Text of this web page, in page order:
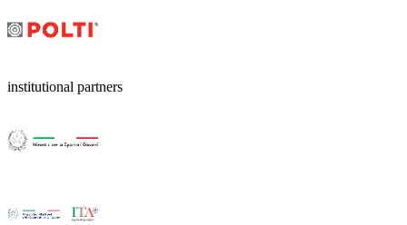
institutional partners